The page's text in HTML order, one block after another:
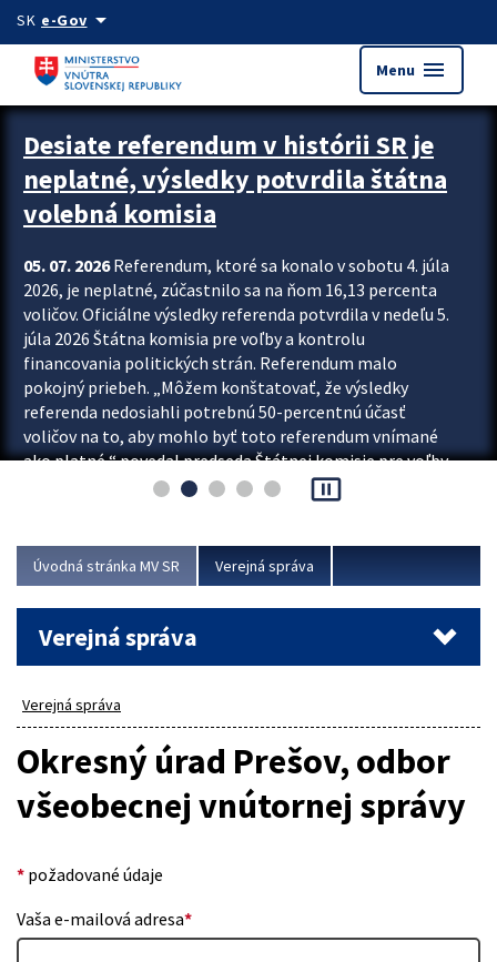
Preskocit na hlavný obsah
SK e-Govarrow_drop_down
Menu menu
Zastavit automatický posun upútavok
Desiate referendum v histórii SR je
neplatné, výsledky potvrdila štátna
volebná komisia
05. 07. 2026Referendum, ktoré sa konalo v sobotu 4. júla
2026, je neplatné, zúčastnilo sa na ňom 16,13 percenta
voličov. Oficiálne výsledky referenda potvrdila v nedeľu 5.
júla 2026 Štátna komisia pre voľby a kontrolu
financovania politických strán. Referendum malo
pokojný priebeh. „Môžem konštatovať, že výsledky
referenda nedosiahli potrebnú 50-percentnú účasť
voličov na to, aby mohlo byť toto referendum vnímané
ako platné,“ povedal predseda Štátnej komisie pre voľby
a kontrolu financovania politických...
pause_presentation
Úvodná stránka MV SR Verejná správa
Verejná správa
Verejná správa
Okresný úrad Prešov, odbor
všeobecnej vnútornej správy
* požadované údaje
Vaša e-mailová adresa*